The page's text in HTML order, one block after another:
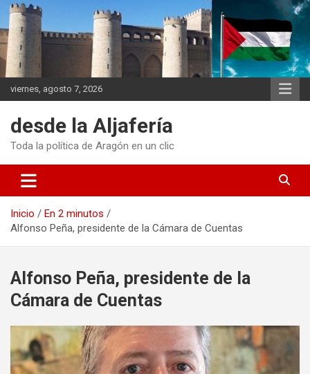
Saltar
contenido
viernes, agosto 7, 2026
desde la Aljafería
Toda la política de Aragón en un clic
Inicio
En 2 minutos
Alfonso Peña, presidente de la Cámara de Cuentas
Alfonso Peña, presidente de la
Cámara de Cuentas